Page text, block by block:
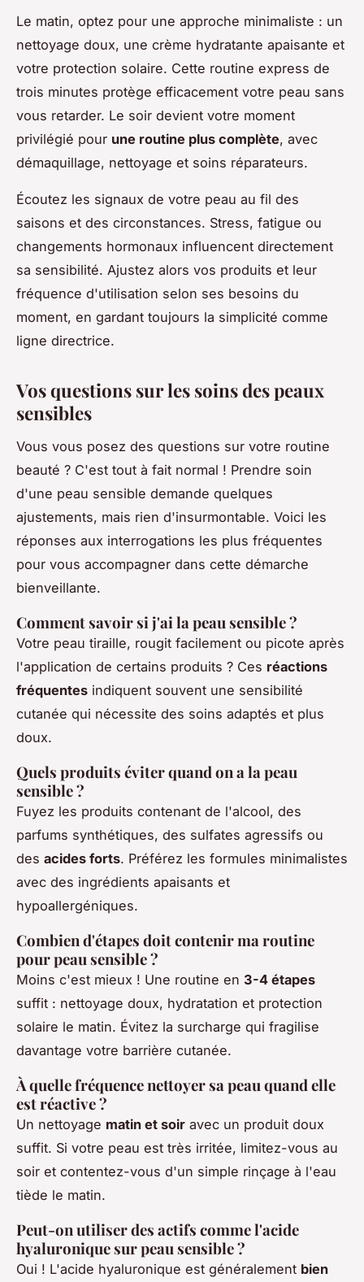
Le matin, optez pour une approche minimaliste : un
nettoyage doux, une crème hydratante apaisante et
votre protection solaire. Cette routine express de
trois minutes protège efficacement votre peau sans
vous retarder. Le soir devient votre moment
privilégié pour une routine plus complète, avec
démaquillage, nettoyage et soins réparateurs.
Écoutez les signaux de votre peau au fil des
saisons et des circonstances. Stress, fatigue ou
changements hormonaux influencent directement
sa sensibilité. Ajustez alors vos produits et leur
fréquence d'utilisation selon ses besoins du
moment, en gardant toujours la simplicité comme
ligne directrice.
Vos questions sur les soins des peaux
sensibles
Vous vous posez des questions sur votre routine
beauté ? C'est tout à fait normal ! Prendre soin
d'une peau sensible demande quelques
ajustements, mais rien d'insurmontable. Voici les
réponses aux interrogations les plus fréquentes
pour vous accompagner dans cette démarche
bienveillante.
Comment savoir si j'ai la peau sensible ?
Votre peau tiraille, rougit facilement ou picote après
l'application de certains produits ? Ces réactions
fréquentes indiquent souvent une sensibilité
cutanée qui nécessite des soins adaptés et plus
doux.
Quels produits éviter quand on a la peau
sensible ?
Fuyez les produits contenant de l'alcool, des
parfums synthétiques, des sulfates agressifs ou
des acides forts. Préférez les formules minimalistes
avec des ingrédients apaisants et
hypoallergéniques.
Combien d'étapes doit contenir ma routine
pour peau sensible ?
Moins c'est mieux ! Une routine en 3-4 étapes
suffit : nettoyage doux, hydratation et protection
solaire le matin. Évitez la surcharge qui fragilise
davantage votre barrière cutanée.
À quelle fréquence nettoyer sa peau quand elle
est réactive ?
Un nettoyage matin et soir avec un produit doux
suffit. Si votre peau est très irritée, limitez-vous au
soir et contentez-vous d'un simple rinçage à l'eau
tiède le matin.
Peut-on utiliser des actifs comme l'acide
hyaluronique sur peau sensible ?
Oui ! L'acide hyaluronique est généralement bien